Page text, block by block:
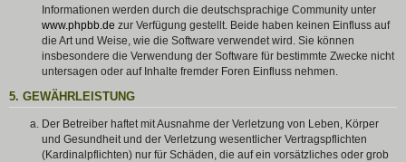
Informationen werden durch die deutschsprachige Community unter
www.phpbb.de zur Verfügung gestellt. Beide haben keinen Einfluss auf
die Art und Weise, wie die Software verwendet wird. Sie können
insbesondere die Verwendung der Software für bestimmte Zwecke nicht
untersagen oder auf Inhalte fremder Foren Einfluss nehmen.
5. GEWÄHRLEISTUNG
Der Betreiber haftet mit Ausnahme der Verletzung von Leben, Körper
und Gesundheit und der Verletzung wesentlicher Vertragspflichten
(Kardinalpflichten) nur für Schäden, die auf ein vorsätzliches oder grob